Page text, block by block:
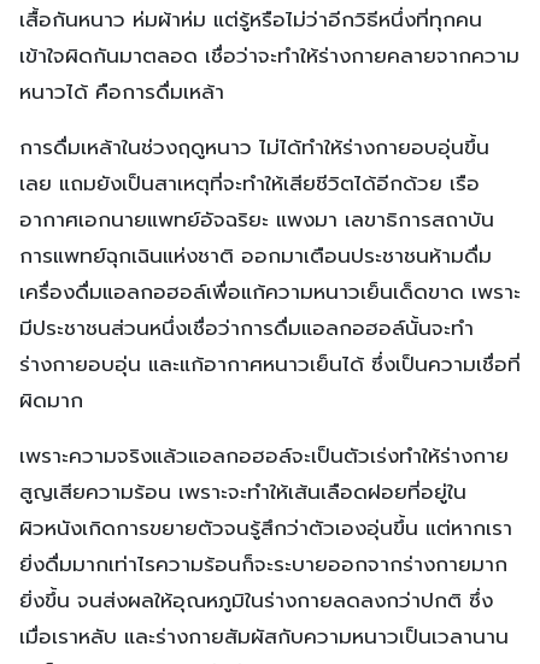
เสื้อกันหนาว ห่มผ้าห่ม แต่รู้หรือไม่ว่าอีกวิธีหนึ่งที่ทุกคน
เข้าใจผิดกันมาตลอด เชื่อว่าจะทำให้ร่างกายคลายจากความ
หนาวได้ คือการดื่มเหล้า
การดื่มเหล้าในช่วงฤดูหนาว ไม่ได้ทำให้ร่างกายอบอุ่นขึ้น
เลย แถมยังเป็นสาเหตุที่จะทำให้เสียชีวิตได้อีกด้วย เรือ
อากาศเอกนายแพทย์อัจฉริยะ แพงมา เลขาธิการสถาบัน
การแพทย์ฉุกเฉินแห่งชาติ ออกมาเตือนประชาชนห้ามดื่ม
เครื่องดื่มแอลกอฮอล์เพื่อแก้ความหนาวเย็นเด็ดขาด เพราะ
มีประชาชนส่วนหนึ่งเชื่อว่าการดื่มแอลกอฮอล์นั้นจะทำ
ร่างกายอบอุ่น และแก้อากาศหนาวเย็นได้ ซึ่งเป็นความเชื่อที่
ผิดมาก
เพราะความจริงแล้วแอลกอฮอล์จะเป็นตัวเร่งทำให้ร่างกาย
สูญเสียความร้อน เพราะจะทำให้เส้นเลือดฝอยที่อยู่ใน
ผิวหนังเกิดการขยายตัวจนรู้สึกว่าตัวเองอุ่นขึ้น แต่หากเรา
ยิ่งดื่มมากเท่าไรความร้อนก็จะระบายออกจากร่างกายมาก
ยิ่งขึ้น จนส่งผลให้อุณหภูมิในร่างกายลดลงกว่าปกติ ซึ่ง
เมื่อเราหลับ และร่างกายสัมผัสกับความหนาวเป็นเวลานาน